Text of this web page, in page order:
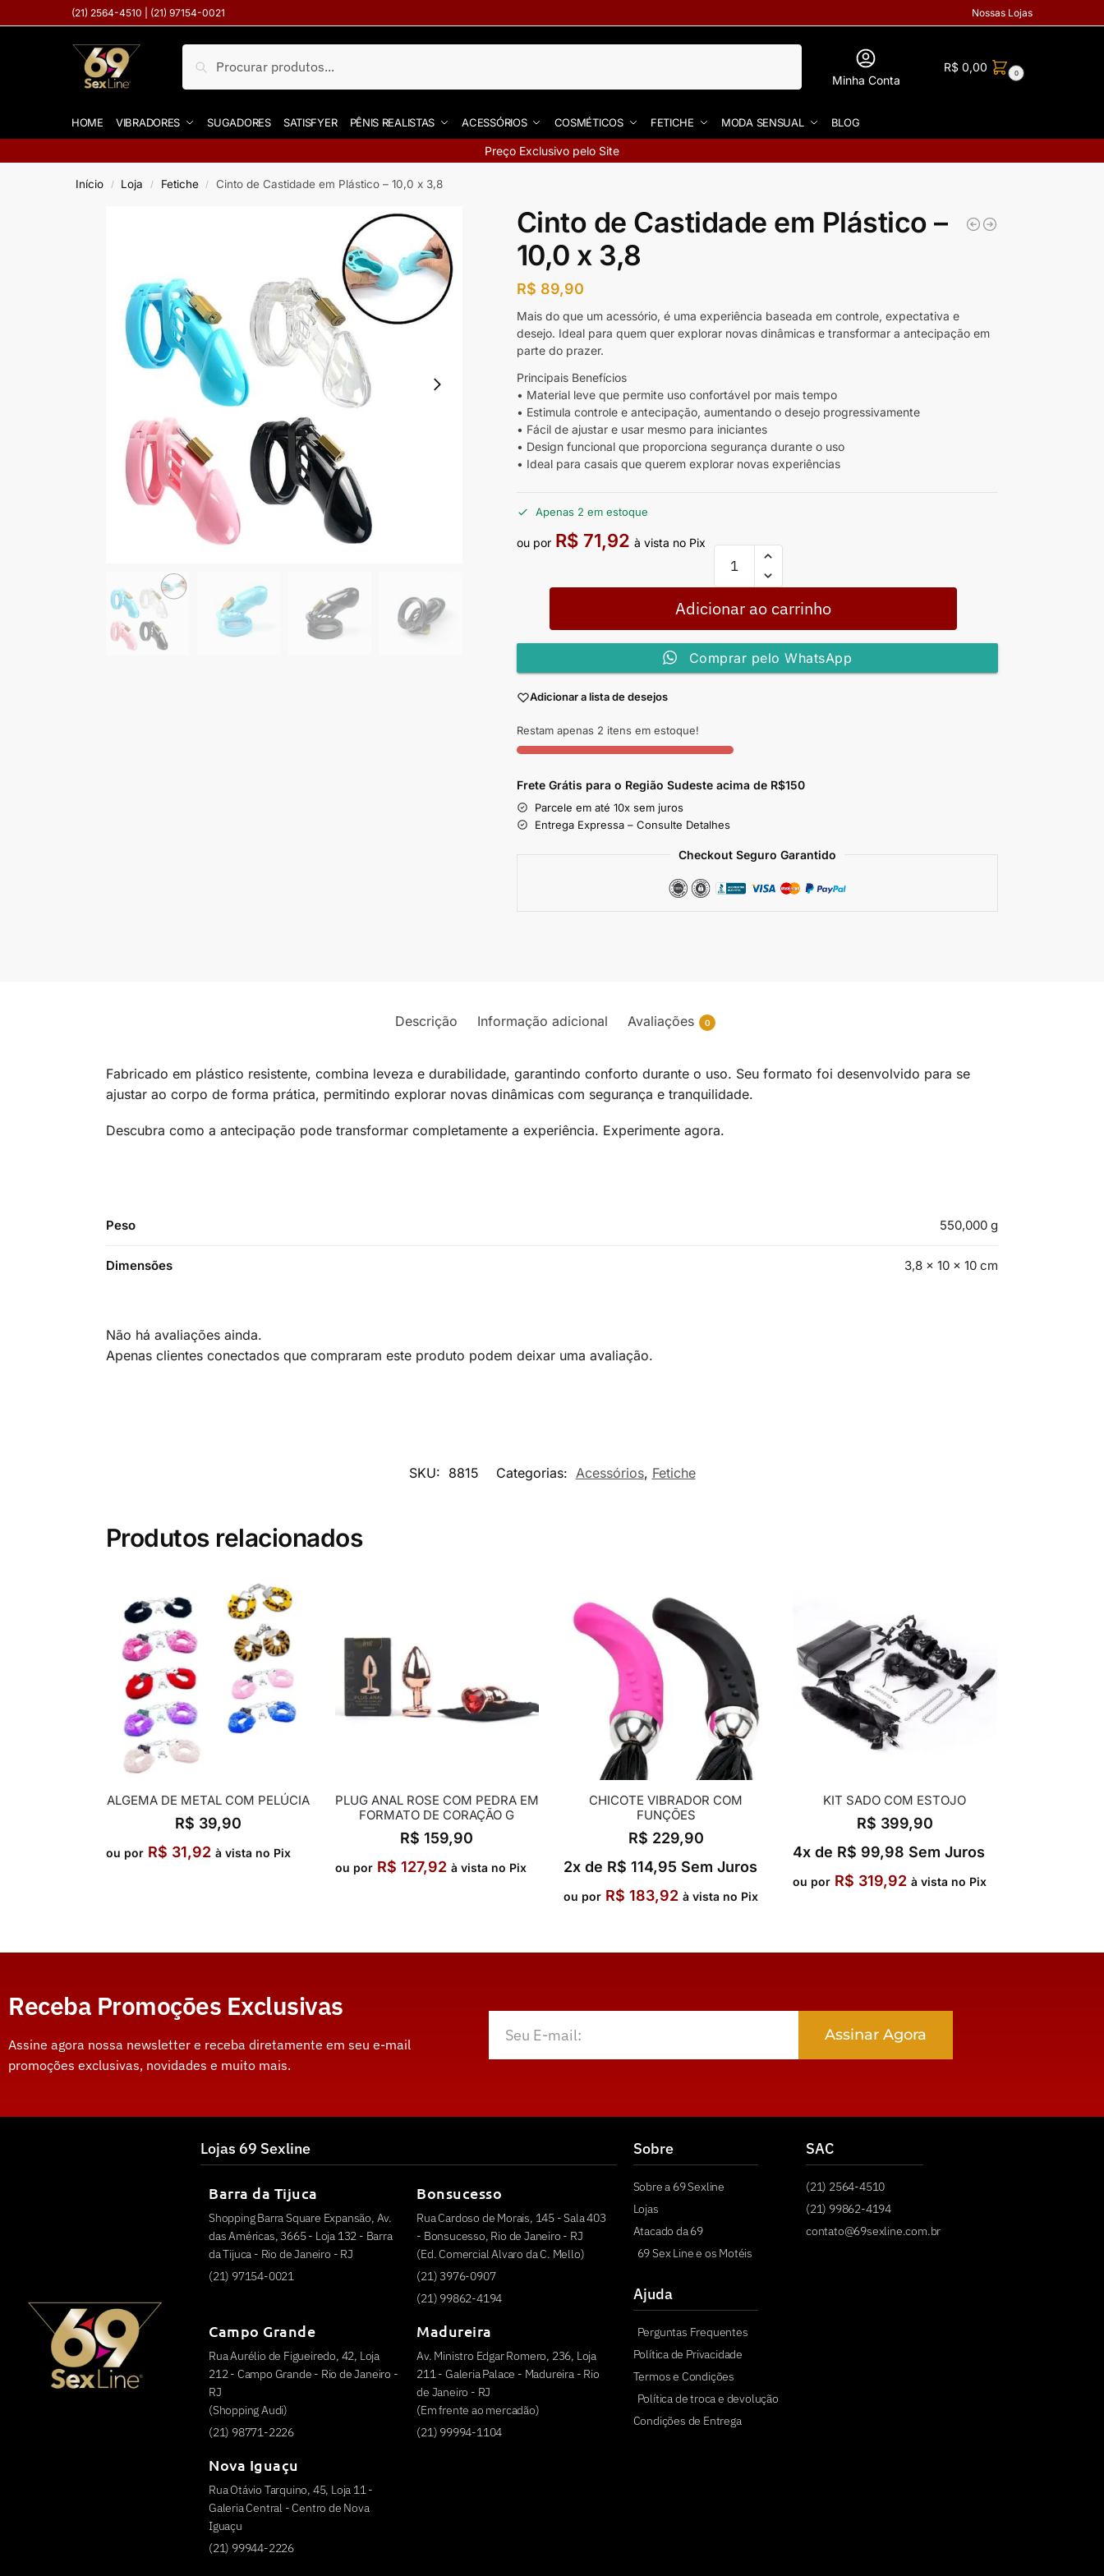
(21) 2564-4510 | (21) 97154-0021 Nossas Lojas
Pesquisar
Minha Conta
R$ 0,00 0
HOME VIBRADORES SUGADORES SATISFYER PÊNIS REALISTAS ACESSÓRIOS COSMÉTICOS FETICHE MODA SENSUAL BLOG
Preço Exclusivo pelo Site
Início / Loja / Fetiche / Cinto de Castidade em Plástico – 10,0 x 3,8
Cinto de Castidade em Plástico –
10,0 x 3,8
R$ 89,90
Mais do que um acessório, é uma experiência baseada em controle, expectativa e
desejo. Ideal para quem quer explorar novas dinâmicas e transformar a antecipação em
parte do prazer.
Principais Benefícios
• Material leve que permite uso confortável por mais tempo
• Estimula controle e antecipação, aumentando o desejo progressivamente
• Fácil de ajustar e usar mesmo para iniciantes
• Design funcional que proporciona segurança durante o uso
• Ideal para casais que querem explorar novas experiências
Apenas 2 em estoque
ou por R$71,92 à vista no Pix
Adicionar ao carrinho
Comprar pelo WhatsApp
Adicionar a lista de desejos
Restam apenas 2 itens em estoque!
Frete Grátis para o Região Sudeste acima de R$150
Parcele em até 10x sem juros
Entrega Expressa – Consulte Detalhes
Checkout Seguro Garantido
Descrição Informação adicional Avaliações 0
Fabricado em plástico resistente, combina leveza e durabilidade, garantindo conforto durante o uso. Seu formato foi desenvolvido para se
ajustar ao corpo de forma prática, permitindo explorar novas dinâmicas com segurança e tranquilidade.
Descubra como a antecipação pode transformar completamente a experiência. Experimente agora.
Peso 550,000 g
Dimensões 3,8 × 10 × 10 cm
Não há avaliações ainda.
Apenas clientes conectados que compraram este produto podem deixar uma avaliação.
SKU: 8815 Categorias: Acessórios, Fetiche
Produtos relacionados
ALGEMA DE METAL COM PELÚCIA
R$ 39,90
ou por R$ 31,92 à vista no Pix
PLUG ANAL ROSE COM PEDRA EM
FORMATO DE CORAÇÃO G
R$ 159,90
ou por R$ 127,92 à vista no Pix
CHICOTE VIBRADOR COM
FUNÇÕES
R$ 229,90
2x de R$ 114,95 Sem Juros
ou por R$ 183,92 à vista no Pix
KIT SADO COM ESTOJO
R$ 399,90
4x de R$ 99,98 Sem Juros
ou por R$ 319,92 à vista no Pix
Receba Promoções Exclusivas
Assine agora nossa newsletter e receba diretamente em seu e-mail
promoções exclusivas, novidades e muito mais.
Assinar Agora
Lojas 69 Sexline
Barra da Tijuca
Shopping Barra Square Expansão, Av.
das Américas, 3665 - Loja 132 - Barra
da Tijuca - Rio de Janeiro - RJ
(21) 97154-0021
Bonsucesso
Rua Cardoso de Morais, 145 - Sala 403
- Bonsucesso, Rio de Janeiro - RJ
(Ed. Comercial Alvaro da C. Mello)
(21) 3976-0907
(21) 99862-4194
Campo Grande
Rua Aurélio de Figueiredo, 42, Loja
212 - Campo Grande - Rio de Janeiro -
RJ
(Shopping Audi)
(21) 98771-2226
Madureira
Av. Ministro Edgar Romero, 236, Loja
211 - Galeria Palace - Madureira - Rio
de Janeiro - RJ
(Em frente ao mercadão)
(21) 99994-1104
Nova Iguaçu
Rua Otávio Tarquino, 45, Loja 11 -
Galeria Central - Centro de Nova
Iguaçu
(21) 99944-2226
Sobre
Sobre a 69 Sexline
Lojas
Atacado da 69
69 Sex Line e os Motéis
Ajuda
Perguntas Frequentes
Política de Privacidade
Termos e Condições
Política de troca e devolução
Condições de Entrega
SAC
(21) 2564-4510
(21) 99862-4194
contato@69sexline.com.br